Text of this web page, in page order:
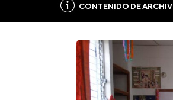
CONTENIDO DE